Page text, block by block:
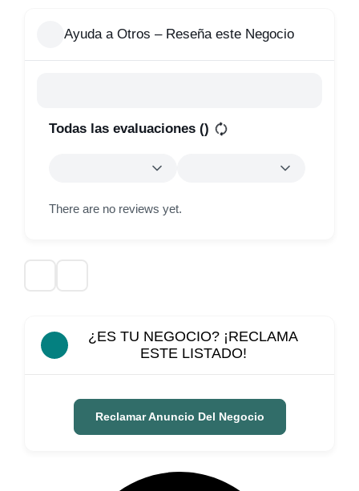
Ayuda a Otros – Reseña este Negocio
Todas las evaluaciones ()
There are no reviews yet.
¿ES TU NEGOCIO? ¡RECLAMA
ESTE LISTADO!
Reclamar Anuncio Del Negocio